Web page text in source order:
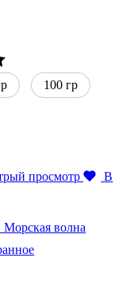
0
из
5
100 гр
просмотр
В